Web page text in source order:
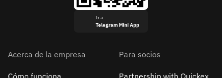
Ir a
Telegram Mini App
Acerca de la empresa
Cómo funciona
Para socios
Partnership with Quickex